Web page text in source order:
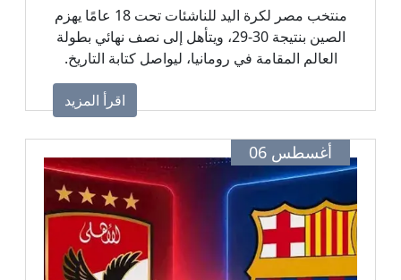
منتخب مصر لكرة اليد للناشئات تحت 18 عامًا يهزم
الصين بنتيجة 30-29، ويتأهل إلى نصف نهائي بطولة
العالم المقامة في رومانيا، ليواصل كتابة التاريخ.
اقرأ المزيد
أغسطس 06